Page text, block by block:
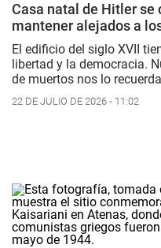
Casa natal de Hitler se
mantener alejados a
El edificio del siglo XVII
libertad y la democracia.
de muertos nos lo
22 DE JULIO DE 2026 - 11:02